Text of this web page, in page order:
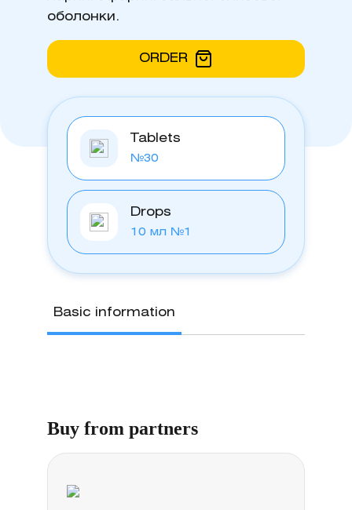
оболонки.
ORDER
Tablets
№30
Drops
10 мл №1
Basic information
Buy from partners